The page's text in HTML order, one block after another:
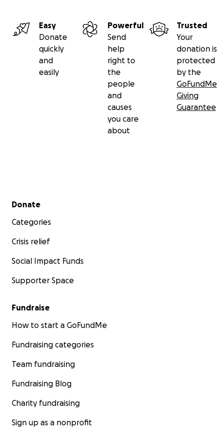
Thanks
___________________
23Out2022
Em menos de uma semana já limpámos todos os
decorrentes do grave incêndio de que fomos alvo, a
hoje estamos novamente prontos para vos receber em
Easy
Donate
quickly
and
easily
Powerful
Send
help
right to
the
people
and
causes
you care
about
Trusted
Your
donation is
protected
by the
GoFundMe
Giving
Guarantee
Secondary menu
Donate
Categories
Crisis relief
Social Impact Funds
Supporter Space
Fundraise
How to start a GoFundMe
Fundraising categories
Team fundraising
Fundraising Blog
Charity fundraising
Sign up as a nonprofit